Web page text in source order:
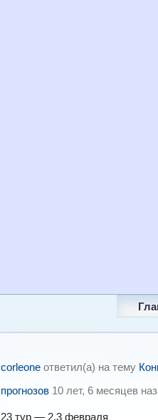
corleoneответил(а) на тему
прогнозов 10 лет, 6 месяцев
23 тур — 2,3 февраля